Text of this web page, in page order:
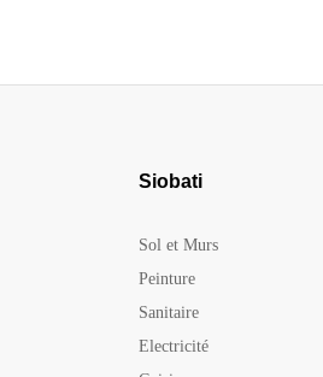
Siobati
Sol et Murs
Peinture
Sanitaire
Electricité